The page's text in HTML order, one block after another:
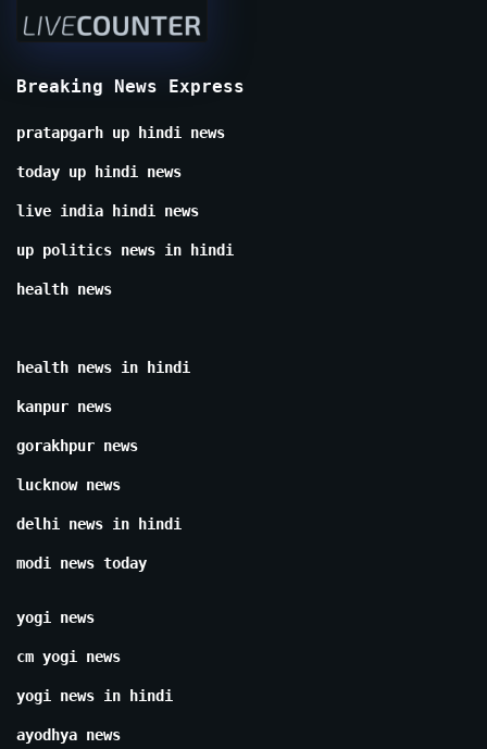
Breaking News Express
pratapgarh up hindi news
today up hindi news
live india hindi news
up politics news in hindi
health news
health news in hindi
kanpur news
gorakhpur news
lucknow news
delhi news in hindi
modi news today
yogi news
cm yogi news
yogi news in hindi
ayodhya news